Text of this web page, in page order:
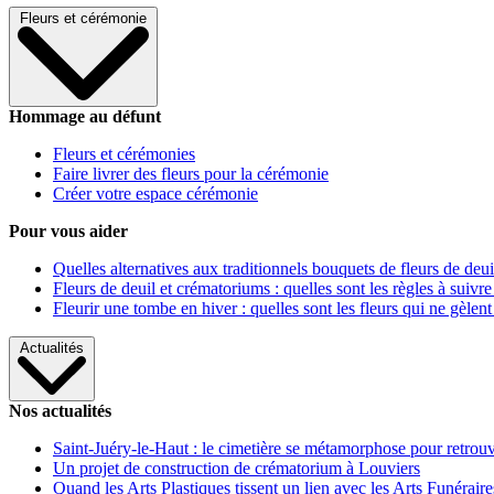
Fleurs et cérémonie
Hommage au défunt
Fleurs et cérémonies
Faire livrer des fleurs pour la cérémonie
Créer votre espace cérémonie
Pour vous aider
Quelles alternatives aux traditionnels bouquets de fleurs de
Fleurs de deuil et crématoriums : quelles sont les règles à
Fleurir une tombe en hiver : quelles sont les fleurs qui ne gèlent
Actualités
Nos actualités
Saint-Juéry-le-Haut : le cimetière se métamorphose pour
Un projet de construction de crématorium à Louviers
Quand les Arts Plastiques tissent un lien avec les Arts